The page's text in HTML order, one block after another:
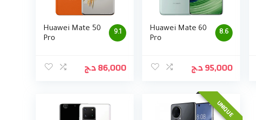
9.1
Huawei Mate 50
Pro
86,000د.ج
8.6
Huawei Mate 60
Pro
95,000د.ج
UNIQUE